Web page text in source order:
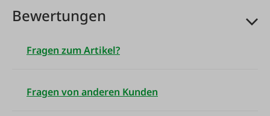
am Wasser, auf dem Feld oder beim Wandern. Dank
meisten Erwachsenen bequem – ohne Druckgefühl.
einsetzbar. Einfach zusammenfalten und in der
Bewertungen
Fragen zum Artikel?
Fragen von anderen Kunden